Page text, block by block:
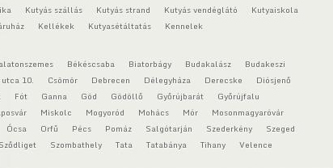
Kutyás szállás Kutyás strand Kutyás vendéglátó
Kutyaiskola
Kellékek Kutyasétáltatás Kennelek
Békéscsaba Biatorbágy Budakalász
Budakeszi
10. Csömör Debrecen Délegyháza Derecske
Diósjenő
Fót Ganna Göd Gödöllő Győrújbarát
Győrújfalu
Miskolc Mogyoród Mohács Mór
Mosonmagyaróvár
Ócsa Orfű Pécs Pomáz Salgótarján Szederkény
Szeged
Sződliget Szombathely Tata Tatabánya Tihany
Velence